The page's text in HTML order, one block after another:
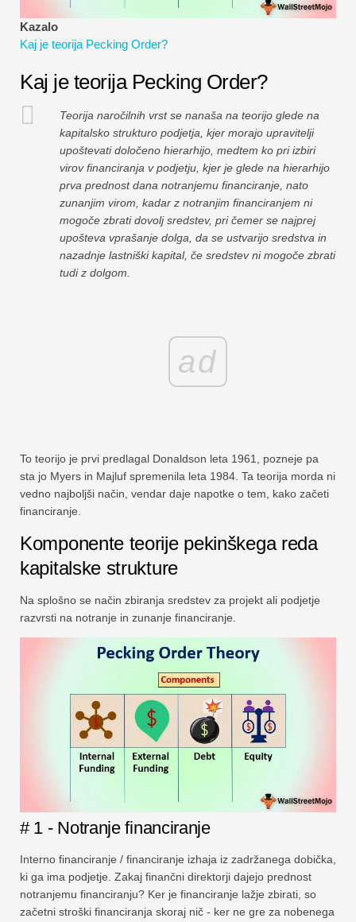
Vadnice za finančno modeliranje
Polna oblika
Vadnice za obvladovanje tveganj
Kazalo
Kaj je teorija Pecking Order?
Kaj je teorija Pecking Order?
Teorija naročilnih vrst se nanaša na teorijo glede na
kapitalsko strukturo podjetja, kjer morajo upravitelji
upoštevati določeno hierarhijo, medtem ko pri izbiri
virov financiranja v podjetju, kjer je glede na hierarhijo
prva prednost dana notranjemu financiranje, nato
zunanjim virom, kadar z notranjim financiranjem ni
mogoče zbrati dovolj sredstev, pri čemer se najprej
upošteva vprašanje dolga, da se ustvarijo sredstva in
nazadnje lastniški kapital, če sredstev ni mogoče zbrati
tudi z dolgom.
ad
To teorijo je prvi predlagal Donaldson leta 1961, pozneje pa
sta jo Myers in Majluf spremenila leta 1984. Ta teorija morda ni
vedno najboljši način, vendar daje napotke o tem, kako začeti
financiranje.
Komponente teorije pekinškega reda
kapitalske strukture
Na splošno se način zbiranja sredstev za projekt ali podjetje
razvrsti na notranje in zunanje financiranje.
# 1 - Notranje financiranje
Interno financiranje / financiranje izhaja iz zadržanega dobička,
ki ga ima podjetje. Zakaj finančni direktorji dajejo prednost
notranjemu financiranju? Ker je financiranje lažje zbirati, so
začetni stroški financiranja skoraj nič - ker ne gre za nobenega